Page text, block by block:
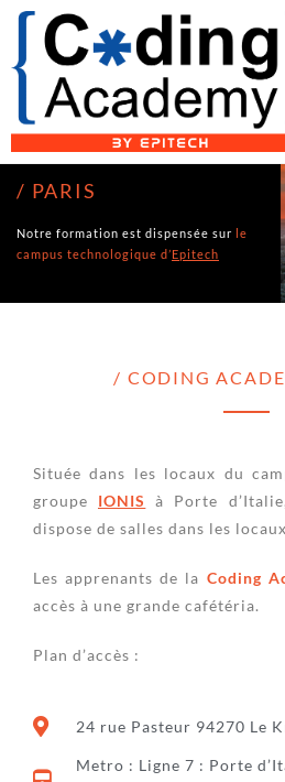
/ PARIS
Notre formation est dispensée sur
le
campus technologique d’Epitech
/ CODING
Située dans les locaux du
groupe IONIS
à Porte
dispose de salles dans les locaux
Les apprenants de la Coding
accès à une grande cafétéria.
Plan d’accès :
24 rue Pasteur 94270 Le
Metro : Ligne 7 : Porte